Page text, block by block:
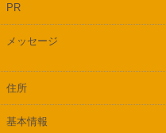
PR
メッセージ
住所
基本情報